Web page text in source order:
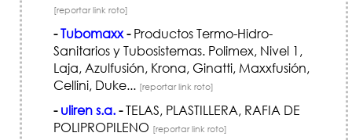
[reportar link roto]
-Tubomaxx-Productos Termo-Hidro-
Sanitarios y Tubosistemas. Polimex, Nivel 1,
Laja, Azulfusión, Krona, Ginatti, Maxxfusión,
Cellini, Duke... [reportar link roto]
- uliren s.a.-TELAS, PLASTILLERA, RAFIA DE
POLIPROPILENO [reportar link roto]